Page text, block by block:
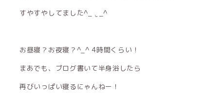
すやすやしてました^_ .̫ _^
お昼寝？お夜寝？^_^ 4時間くらい！
まあでも、ブログ書いて半身浴したら
再びいっぱい寝るにゃんねー！